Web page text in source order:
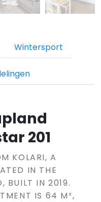
Wintersport
201
KOLARI, A
IN THE
BUILT IN 2019.
IS 64 M²,